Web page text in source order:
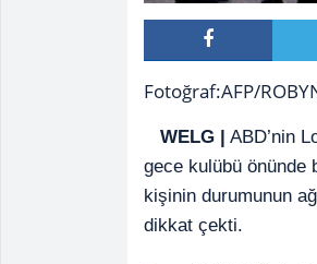
Fotoğraf:AFP/
WELG | ABD’nin
gece kulübü önünde
kişinin durumunun
dikkat çekti.